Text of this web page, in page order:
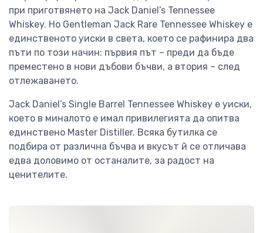
при приготвянето на Jack Daniel’s Tennessee
Whiskey. Но Gentleman Jack Rare Tennessee Whiskey е
единственото уиски в света, което се рафинира два
пъти по този начин: първия път – преди да бъде
преместено в нови дъбови бъчви, а втория – след
отлежаването.
Jack Daniel’s Single Barrel Tennessee Whiskey е уиски,
което в миналото е имал привилегията да опитва
единствено Мaster Distiller. Всяка бутилка се
подбира от различна бъчва и вкусът й се отличава
едва доловимо от останалите, за радост на
ценителите.